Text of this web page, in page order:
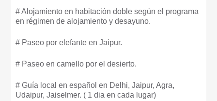
# Alojamiento en habitación doble según el programa
en régimen de alojamiento y desayuno.
# Paseo por elefante en Jaipur.
# Paseo en camello por el desierto.
# Guía local en español en Delhi, Jaipur, Agra,
Udaipur, Jaiselmer. ( 1 dia en cada lugar)